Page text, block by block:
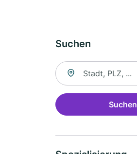
Suchen
Suche nach Ort
Suchen